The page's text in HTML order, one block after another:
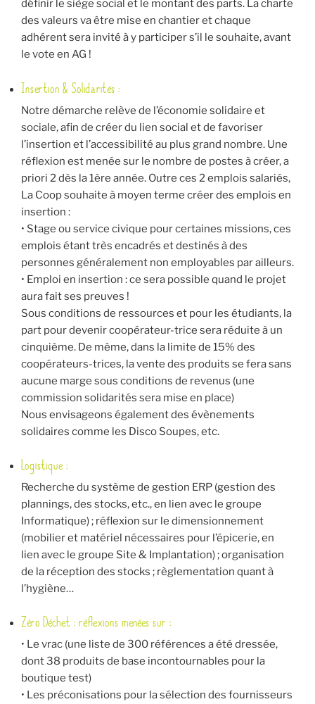
définir le siège social et le montant des parts. La charte
des valeurs va être mise en chantier et chaque
adhérent sera invité à y participer s’il le souhaite, avant
le vote en AG !
Insertion & Solidarités :
Notre démarche relève de l’économie solidaire et
sociale, afin de créer du lien social et de favoriser
l’insertion et l’accessibilité au plus grand nombre. Une
réflexion est menée sur le nombre de postes à créer, a
priori 2 dès la 1ère année. Outre ces 2 emplois salariés,
La Coop souhaite à moyen terme créer des emplois en
insertion :
• Stage ou service civique pour certaines missions, ces
emplois étant très encadrés et destinés à des
personnes généralement non employables par ailleurs.
• Emploi en insertion : ce sera possible quand le projet
aura fait ses preuves !
Sous conditions de ressources et pour les étudiants, la
part pour devenir coopérateur-trice sera réduite à un
cinquième. De même, dans la limite de 15% des
coopérateurs-trices, la vente des produits se fera sans
aucune marge sous conditions de revenus (une
commission solidarités sera mise en place)
Nous envisageons également des évènements
solidaires comme les Disco Soupes, etc.
Logistique :
Recherche du système de gestion ERP (gestion des
plannings, des stocks, etc., en lien avec le groupe
Informatique) ; réflexion sur le dimensionnement
(mobilier et matériel nécessaires pour l’épicerie, en
lien avec le groupe Site & Implantation) ; organisation
de la réception des stocks ; règlementation quant à
l’hygiène…
Zéro Déchet : réflexions menées sur :
• Le vrac (une liste de 300 références a été dressée,
dont 38 produits de base incontournables pour la
boutique test)
• Les préconisations pour la sélection des fournisseurs